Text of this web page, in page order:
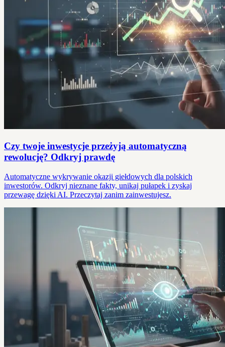
Czy twoje inwestycje przeżyją automatyczną
rewolucję? Odkryj prawdę
Automatyczne wykrywanie okazji giełdowych dla polskich
inwestorów. Odkryj nieznane fakty, unikaj pułapek i zyskaj
przewagę dzięki AI. Przeczytaj zanim zainwestujesz.